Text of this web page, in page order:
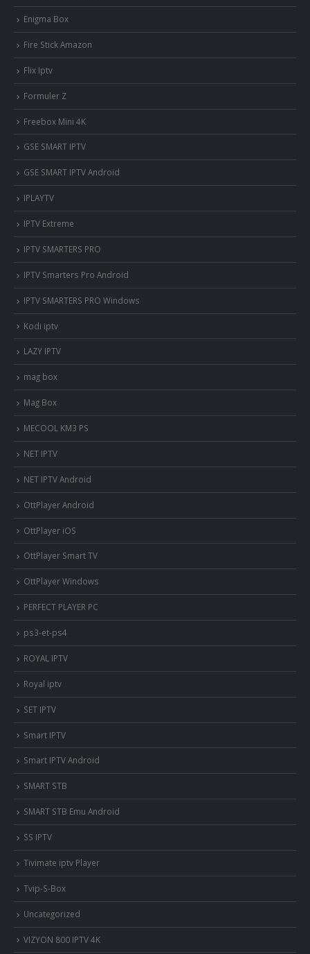
Enigma Box
Fire Stick Amazon
Flix Iptv
Formuler Z
Freebox Mini 4K
‎GSE SMART IPTV
GSE SMART IPTV Android
IPLAYTV
IPTV Extreme
IPTV SMARTERS PRO
IPTV Smarters Pro Android
IPTV SMARTERS PRO Windows
Kodi iptv
LAZY IPTV
mag box
Mag Box
MECOOL KM3 PS
NET IPTV
NET IPTV Android
OttPlayer Android
OttPlayer iOS
OttPlayer Smart TV
OttPlayer Windows
PERFECT PLAYER PC
ps3-et-ps4
ROYAL IPTV
Royal iptv
SET IPTV
Smart IPTV
Smart IPTV Android
SMART STB
SMART STB Emu Android
SS IPTV
Tivimate iptv Player
Tvip-S-Box
Uncategorized
VIZYON 800 IPTV 4K